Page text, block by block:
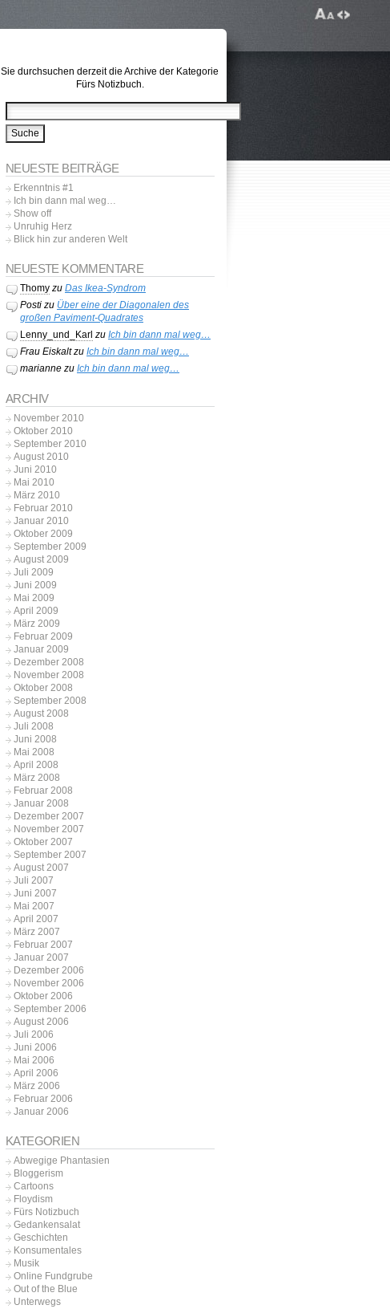
Sie durchsuchen derzeit die Archive der Kategorie
Fürs Notizbuch.
NEUESTE BEITRÄGE
Erkenntnis #1
Ich bin dann mal weg…
Show off
Unruhig Herz
Blick hin zur anderen Welt
NEUESTE KOMMENTARE
Thomyzu Das Ikea-Syndrom
Postizu Über eine der Diagonalen des
großen Paviment-Quadrates
Lenny_und_Karl zu Ich bin dann mal weg…
Frau Eiskaltzu Ich bin dann mal weg…
mariannezu Ich bin dann mal weg…
ARCHIV
November 2010
Oktober 2010
September 2010
August 2010
Juni 2010
Mai 2010
März 2010
Februar 2010
Januar 2010
Oktober 2009
September 2009
August 2009
Juli 2009
Juni 2009
Mai 2009
April 2009
März 2009
Februar 2009
Januar 2009
Dezember 2008
November 2008
Oktober 2008
September 2008
August 2008
Juli 2008
Juni 2008
Mai 2008
April 2008
März 2008
Februar 2008
Januar 2008
Dezember 2007
November 2007
Oktober 2007
September 2007
August 2007
Juli 2007
Juni 2007
Mai 2007
April 2007
März 2007
Februar 2007
Januar 2007
Dezember 2006
November 2006
Oktober 2006
September 2006
August 2006
Juli 2006
Juni 2006
Mai 2006
April 2006
März 2006
Februar 2006
Januar 2006
KATEGORIEN
Abwegige Phantasien
Bloggerism
Cartoons
Floydism
Fürs Notizbuch
Gedankensalat
Geschichten
Konsumentales
Musik
Online Fundgrube
Out of the Blue
Unterwegs